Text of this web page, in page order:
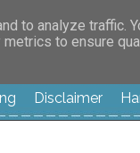
Disclaimer
to analyze traffic.
to ensure